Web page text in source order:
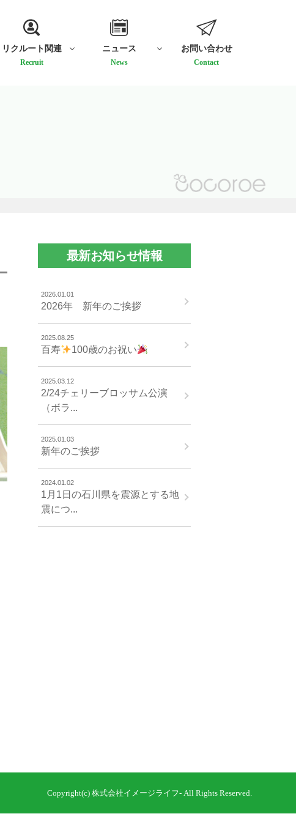
リクルート関連
Recruit
ニュース
News
お問い合わせ
Contact
最新お知らせ情報
2026.01.01
2026年 新年のご挨拶
2025.08.25
百寿 100歳のお祝い
2025.03.12
2/24チェリーブロッサム公演
（ボラ...
2025.01.03
新年のご挨拶
2024.01.02
1月1日の石川県を震源とする地
震につ...
Copyright(c) 株式会社イメージライフ- All Rights Reserved.